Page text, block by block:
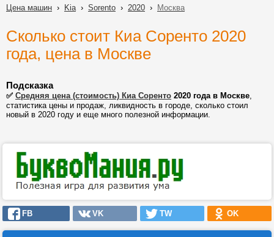
Цена машин › Kia› Sorento › 2020 › Москва
Сколько стоит Киа Соренто 2020
года, цена в Москве
Подсказка
✅ Средняя цена (стоимость) Киа Соренто 2020 года в Москве,
статистика цены и продаж, ликвидность в городе, сколько стоил
новый в 2020 году и еще много полезной информации.
FB VK TW OK